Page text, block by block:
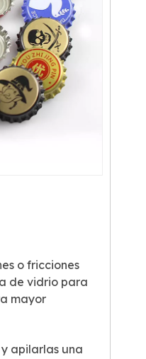
o fricciones
de vidrio para
mayor
apilarlas una